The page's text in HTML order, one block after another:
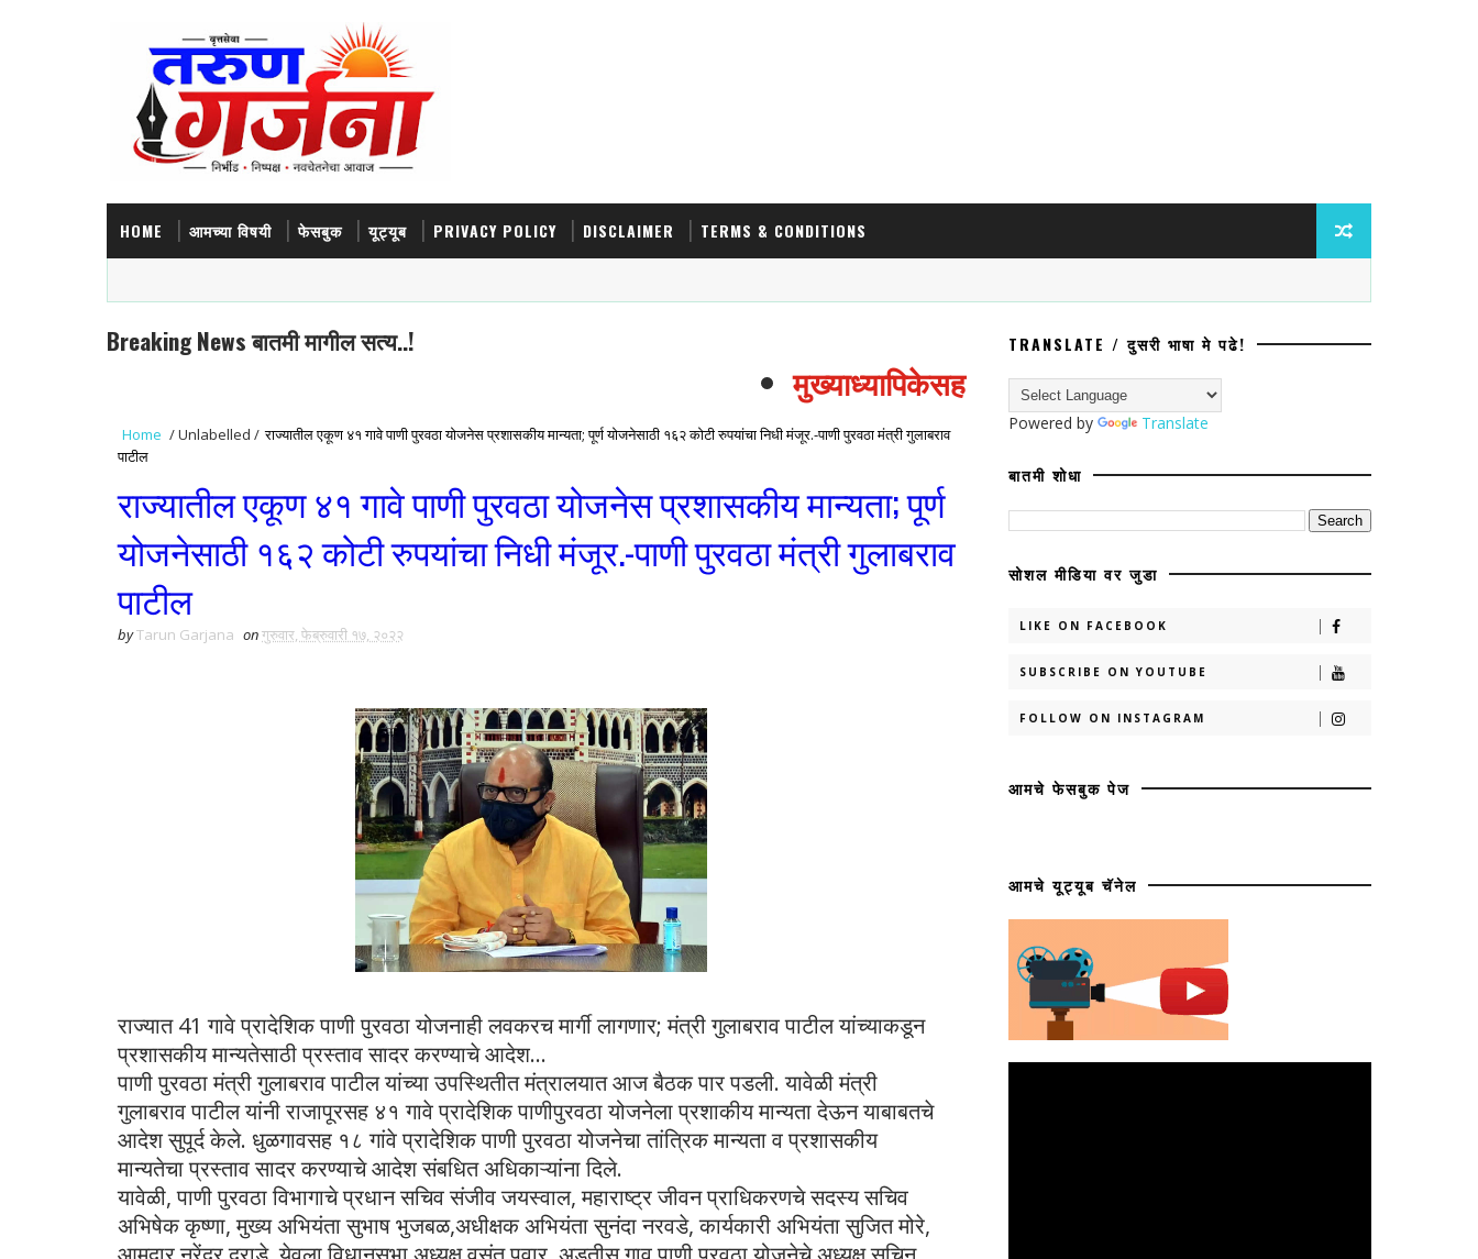
HOME आमच्या विषयी फेसबुक यूट्यूब PRIVACY POLICY DISCLAIMER TERMS & CONDITIONS
Breaking News बातमी मागील सत्य..!
मुख्याध्यापिकेसह तिघांविरुद्ध ॲट्रॉसिटीचा गुन्हा; प्रवेश
Home /Unlabelled / राज्यातील एकूण ४१ गावे पाणी पुरवठा योजनेस प्रशासकीय मान्यता; पूर्ण योजनेसाठी १६२ कोटी रुपयांचा निधी मंजूर.-पाणी पुरवठा मंत्री गुलाबराव
पाटील
राज्यातील एकूण ४१ गावे पाणी पुरवठा योजनेस प्रशासकीय मान्यता; पूर्ण
योजनेसाठी १६२ कोटी रुपयांचा निधी मंजूर.-पाणी पुरवठा मंत्री गुलाबराव
पाटील
byTarun Garjana onगुरुवार, फेब्रुवारी १७, २०२२
राज्यात 41 गावे प्रादेशिक पाणी पुरवठा योजनाही लवकरच मार्गी लागणार; मंत्री गुलाबराव पाटील यांच्याकडून
प्रशासकीय मान्यतेसाठी प्रस्ताव सादर करण्याचे आदेश...
पाणी पुरवठा मंत्री गुलाबराव पाटील यांच्या उपस्थितीत मंत्रालयात आज बैठक पार पडली. यावेळी मंत्री
गुलाबराव पाटील यांनी राजापूरसह ४१ गावे प्रादेशिक पाणीपुरवठा योजनेला प्रशाकीय मान्यता देऊन याबाबतचे
आदेश सुपूर्द केले. धुळगावसह १८ गांवे प्रादेशिक पाणी पुरवठा योजनेचा तांत्रिक मान्यता व प्रशासकीय
मान्यतेचा प्रस्ताव सादर करण्याचे आदेश संबधित अधिकाऱ्यांना दिले.
यावेळी, पाणी पुरवठा विभागाचे प्रधान सचिव संजीव जयस्वाल, महाराष्ट्र जीवन प्राधिकरणचे सदस्य सचिव
अभिषेक कृष्णा, मुख्य अभियंता सुभाष भुजबळ,अधीक्षक अभियंता सुनंदा नरवडे, कार्यकारी अभियंता सुजित मोरे,
TRANSLATE / दुसरी भाषा मे पढे!
Powered by Translate
बातमी शोधा
सोशल मीडिया वर जुडा
LIKE ON FACEBOOK
SUBSCRIBE ON YOUTUBE
FOLLOW ON INSTAGRAM
आमचे फेसबुक पेज
आमचे यूट्यूब चॅनेल